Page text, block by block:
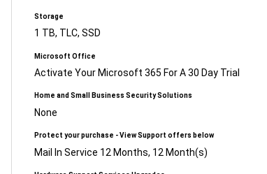
Storage
1 TB, TLC, SSD
Microsoft Office
Activate Your Microsoft 365 For A 30 Day Trial
Home and Small Business Security Solutions
None
Protect your purchase - View Support offers below
Mail In Service 12 Months, 12 Month(s)